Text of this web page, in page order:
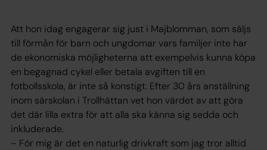
Att hon idag engagerar sig just i Majblomman, som säljs
till förmån för barn och ungdomar vars familjer inte har
de ekonomiska möjligheterna att exempelvis kunna köpa
en begagnad cykel eller betala avgiften till en
fotbollsskola, är inte så konstigt. Efter 30 års anställning
inom särskolan i Trollhättan vet hon värdet av att göra
det där lilla extra för att alla ska känna sig sedda och
inkluderade.
– För mig är det en naturlig drivkraft som jag tror alltid